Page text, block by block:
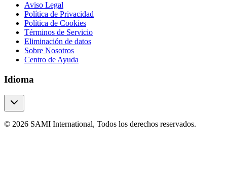
Aviso Legal
Política de Privacidad
Política de Cookies
Términos de Servicio
Eliminación de datos
Sobre Nosotros
Centro de Ayuda
Idioma
© 2026 SAMI International, Todos los derechos reservados.